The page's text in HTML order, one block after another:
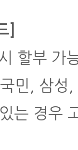
]
할부 가
민, 삼성
는 경우